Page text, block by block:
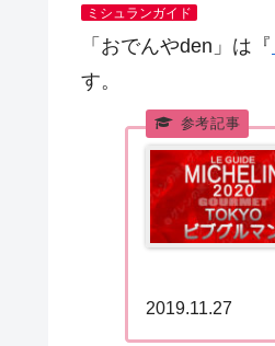
ミシュランガイド
「おでんやden」は『
す。
2019.11.27